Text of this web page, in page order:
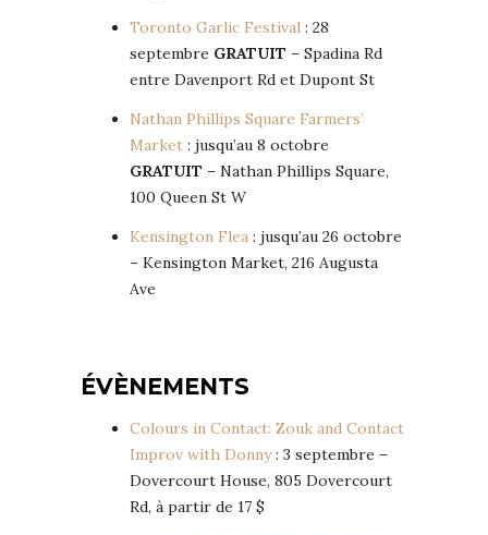
Toronto Garlic Festival : 28
septembre GRATUIT – Spadina Rd
entre Davenport Rd et Dupont St
Nathan Phillips Square Farmers’
Market : jusqu’au 8 octobre
GRATUIT – Nathan Phillips Square,
100 Queen St W
Kensington Flea : jusqu’au 26 octobre
– Kensington Market, 216 Augusta
Ave
ÉVÈNEMENTS
Colours in Contact: Zouk and Contact
Improv with Donny: 3 septembre –
Dovercourt House, 805 Dovercourt
Rd, à partir de 17 $